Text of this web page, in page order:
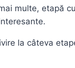
multe, etapă
la câteva